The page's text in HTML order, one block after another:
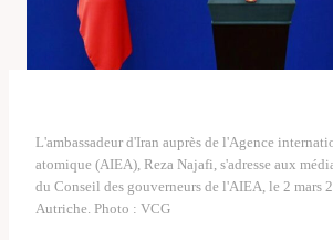
L'ambassadeur d'Iran auprès de l'Agence
atomique (AIEA), Reza Najafi, s'adresse aux
du Conseil des gouverneurs de l'AIEA, le 2 mars
Autriche. Photo : VCG